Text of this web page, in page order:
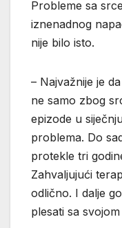
Probleme sa
iznenadnog
nije bilo isto.
– Najvažnije je
ne samo zbog
epizode u
problema. Do
protekle tri
Zahvaljujući
odlično. I dalje
plesati sa